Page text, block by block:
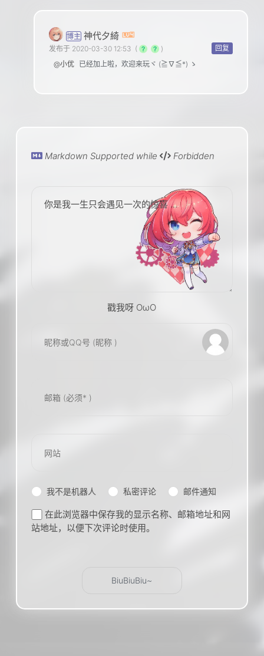
博主 神代夕綺
回复
发布于 2020-03-30 12:53 (
)
@小优 已经加上啦，欢迎来玩ヾ (≧∇≦*) ゝ
Markdown Supported while Forbidden
你是我一生只会遇见一次的惊喜 ...
戳我呀 OωO
Tieba
我不是机器人 私密评论 邮件通知
在此浏览器中保存我的显示名称、邮箱地址和网
站地址，以便下次评论时使用。